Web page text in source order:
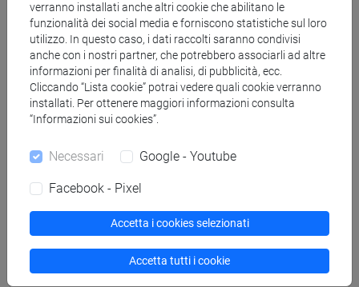
Struttura generale dell'insegnamento
LINGUA INGLESE
ESERCITAZIONI DI LINGUA INGLESE MOD.
ESERCITAZIONI DI LINGUA INGLESE
ESERCITAZIONI DI LINGUA INGLESE
MOD. 1A Cognomi F-O
ESERCITAZIONI DI LINGUA INGLESE
MOD. 1A Cognomi P-Z
ESERCITAZIONI DI LINGUA INGLESE MOD.
verranno installati anche altri cookie che abilitano le
funzionalità dei social media e forniscono statistiche sul loro
utilizzo. In questo caso, i dati raccolti saranno condivisi
anche con i nostri partner, che potrebbero associarli ad altre
informazioni per finalità di analisi, di pubblicità, ecc.
Cliccando “Lista cookie” potrai vedere quali cookie verranno
installati. Per ottenere maggiori informazioni consulta
“Informazioni sui cookies”.
Necessari Google - Youtube
Facebook - Pixel
Accetta i cookies selezionati
Accetta tutti i cookie